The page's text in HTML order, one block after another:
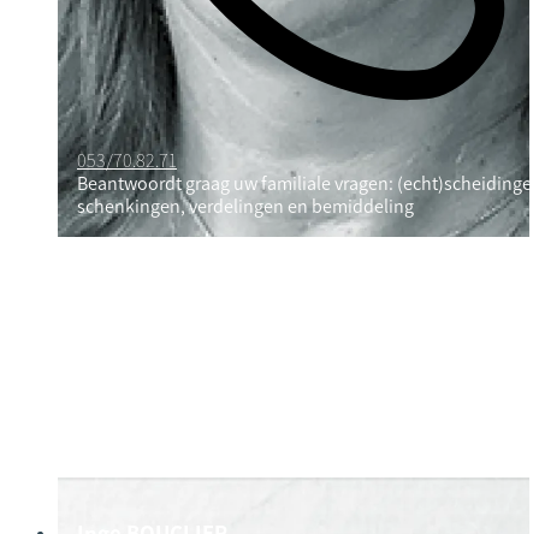
053/70.82.71
Beantwoordt graag uw familiale vragen:
schenkingen, verdelingen en bemiddeling